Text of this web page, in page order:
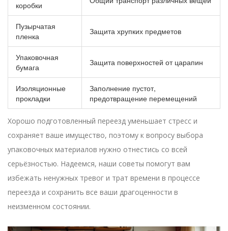
коробки
Пузырчатая
пленка
Защита хрупких предметов
Упаковочная
бумага
Защита поверхностей от царапин
Изоляционные
прокладки
Заполнение пустот,
предотвращение перемещений
Хорошо подготовленный переезд уменьшает стресс и
сохраняет ваше имущество, поэтому к вопросу выбора
упаковочных материалов нужно отнестись со всей
серьёзностью. Надеемся, наши советы помогут вам
избежать ненужных тревог и трат времени в процессе
переезда и сохранить все ваши драгоценности в
неизменном состоянии.